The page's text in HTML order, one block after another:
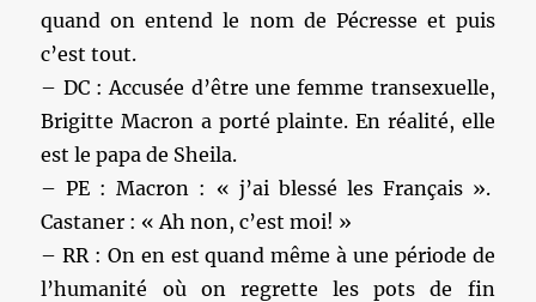
quand on entend le nom de Pécresse et puis
c’est tout.
– DC : Accusée d’être une femme transexuelle,
Brigitte Macron a porté plainte. En réalité, elle
est le papa de Sheila.
– PE : Macron : « j’ai blessé les Français ».
Castaner : « Ah non, c’est moi! »
– RR : On en est quand même à une période de
l’humanité où on regrette les pots de fin